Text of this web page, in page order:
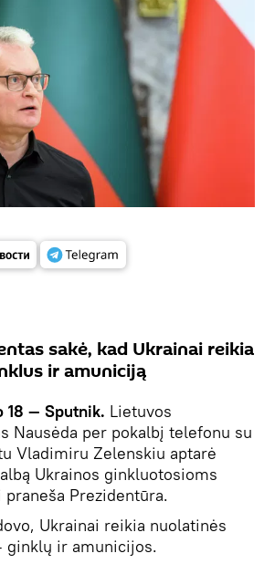
sakė, kad Ukrainai reikia
ir amuniciją
18 — Sputnik. Lietuvos
Nausėda per pokalbį telefonu su
Vladimiru Zelenskiu aptarė
Ukrainos ginkluotosioms
Prezidentūra.
Ukrainai reikia nuolatinės
ginklų ir amunicijos.